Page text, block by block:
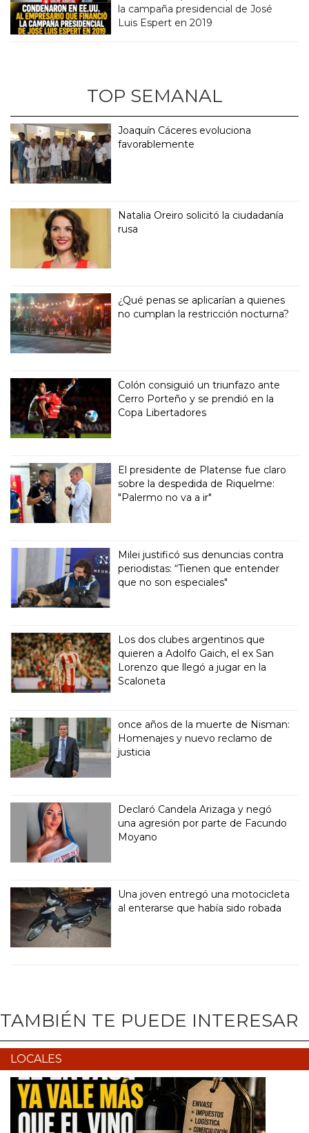
la campaña presidencial de José
Luis Espert en 2019
TOP SEMANAL
Joaquín Cáceres evoluciona
favorablemente
Natalia Oreiro solicitó la ciudadanía
rusa
¿Qué penas se aplicarían a quienes
no cumplan la restricción nocturna?
Colón consiguió un triunfazo ante
Cerro Porteño y se prendió en la
Copa Libertadores
El presidente de Platense fue claro
sobre la despedida de Riquelme:
"Palermo no va a ir"
Milei justificó sus denuncias contra
periodistas: “Tienen que entender
que no son especiales"
Los dos clubes argentinos que
quieren a Adolfo Gaich, el ex San
Lorenzo que llegó a jugar en la
Scaloneta
once años de la muerte de Nisman:
Homenajes y nuevo reclamo de
justicia
Declaró Candela Arizaga y negó
una agresión por parte de Facundo
Moyano
Una joven entregó una motocicleta
al enterarse que había sido robada
TAMBIÉN TE PUEDE INTERESAR
LOCALES